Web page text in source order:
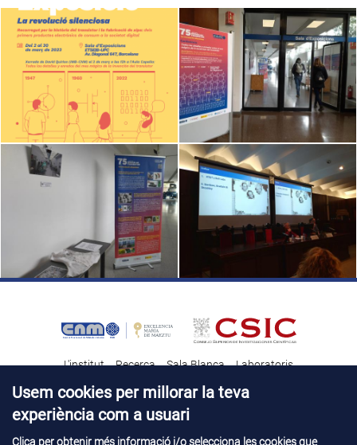
L'institut Recerca Sala Blanca
Laboratoris
Transferència tecnològica
Notícies & Divulgació
Contacte Talent
Usem cookies per millorar la teva
experiència com a usuari
Clica per obtenir més informació i/o selecciona les cookies que